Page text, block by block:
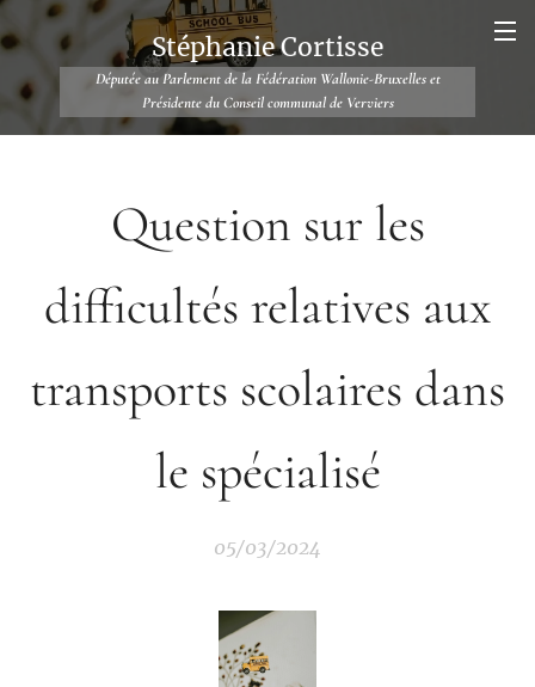
Stéphanie Cortisse
Députée au Parlement de la Fédération Wallonie-Bruxelles et
Présidente du Conseil communal de Verviers
Question sur les
difficultés relatives aux
transports scolaires dans
le spécialisé
05/03/2024